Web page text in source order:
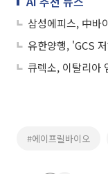
삼성에피스, 中바
유한양행, 'GCS
#에이프릴바이오